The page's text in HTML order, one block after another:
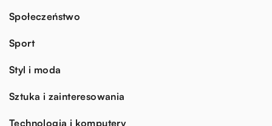
Społeczeństwo
Sport
Styl i moda
Sztuka i zainteresowania
Technologia i komputery